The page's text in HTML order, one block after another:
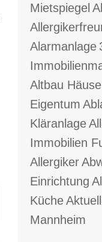
Mietspiegel
Alarmanlage
Altbau
Eigentum
Kläranlage
Immobilien
Allergiker
Einrichtung
Küche
Mannheim